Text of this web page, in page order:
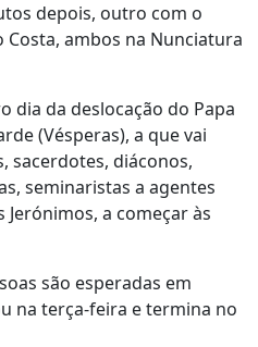
depois, outro com o
ambos na Nunciatura
da deslocação do Papa
(Vésperas), a que vai
sacerdotes, diáconos,
seminaristas a agentes
a começar às
são esperadas em
na terça-feira e termina no